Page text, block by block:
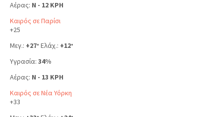
Αέρας: N - 12 KPH
Καιρός σε Παρίσι
+25
Μεγ.: +27° Ελάχ.: +12°
Υγρασία: 34%
Αέρας: N - 13 KPH
Καιρός σε Νέα Υόρκη
+33